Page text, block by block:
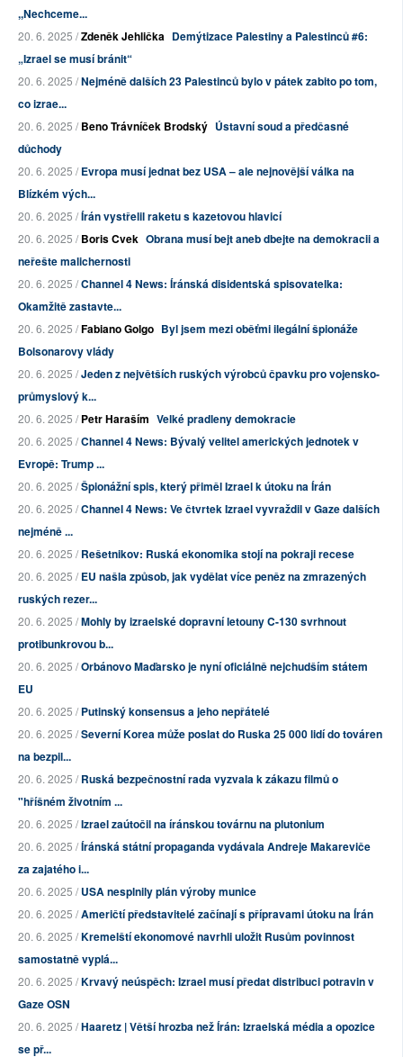
,,Nechceme...
20. 6. 2025 /Zdeněk Jehlička Demýtizace Palestiny a Palestinců #6:
„Izrael se musí bránit“
20. 6. 2025 /Nejméně dalších 23 Palestinců bylo v pátek zabito po tom,
co izrae...
20. 6. 2025 /Beno Trávníček Brodský Ústavní soud a předčasné
důchody
20. 6. 2025 /Evropa musí jednat bez USA – ale nejnovější válka na
Blízkém vých...
20. 6. 2025 /Írán vystřelil raketu s kazetovou hlavicí
20. 6. 2025 /Boris Cvek Obrana musí bejt aneb dbejte na demokracii a
neřešte malichernosti
20. 6. 2025 /Channel 4 News: Íránská disidentská spisovatelka:
Okamžitě zastavte...
20. 6. 2025 /Fabiano Golgo Byl jsem mezi oběťmi ilegální špionáže
Bolsonarovy vlády
20. 6. 2025 /Jeden z největších ruských výrobců čpavku pro vojensko-
průmyslový k...
20. 6. 2025 /Petr Haraším Velké pradleny demokracie
20. 6. 2025 /Channel 4 News: Bývalý velitel amerických jednotek v
Evropě: Trump ...
20. 6. 2025 /Špionážní spis, který přiměl Izrael k útoku na Írán
20. 6. 2025 /Channel 4 News: Ve čtvrtek Izrael vyvraždil v Gaze dalších
nejméně ...
20. 6. 2025 /Rešetnikov: Ruská ekonomika stojí na pokraji recese
20. 6. 2025 /EU našla způsob, jak vydělat více peněz na zmrazených
ruských rezer...
20. 6. 2025 /Mohly by izraelské dopravní letouny C-130 svrhnout
protibunkrovou b...
20. 6. 2025 /Orbánovo Maďarsko je nyní oficiálně nejchudším státem
EU
20. 6. 2025 /Putinský konsensus a jeho nepřátelé
20. 6. 2025 /Severní Korea může poslat do Ruska 25 000 lidí do továren
na bezpil...
20. 6. 2025 /Ruská bezpečnostní rada vyzvala k zákazu filmů o
"hříšném životním ...
20. 6. 2025 /Izrael zaútočil na íránskou továrnu na plutonium
20. 6. 2025 /Íránská státní propaganda vydávala Andreje Makareviče
za zajatého i...
20. 6. 2025 /USA nesplnily plán výroby munice
20. 6. 2025 /Američtí představitelé začínají s přípravami útoku na Írán
20. 6. 2025 /Kremelští ekonomové navrhli uložit Rusům povinnost
samostatně vyplá...
20. 6. 2025 /Krvavý neúspěch: Izrael musí předat distribuci potravin v
Gaze OSN
20. 6. 2025 /Haaretz | Větší hrozba než Írán: Izraelská média a opozice
se př...